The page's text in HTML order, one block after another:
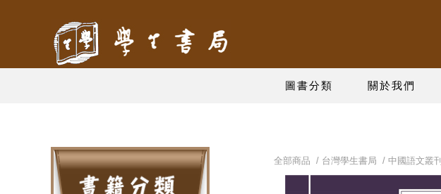
圖書分類 關於我們
全部商品 / 台灣學生書局 / 中國語文叢刊